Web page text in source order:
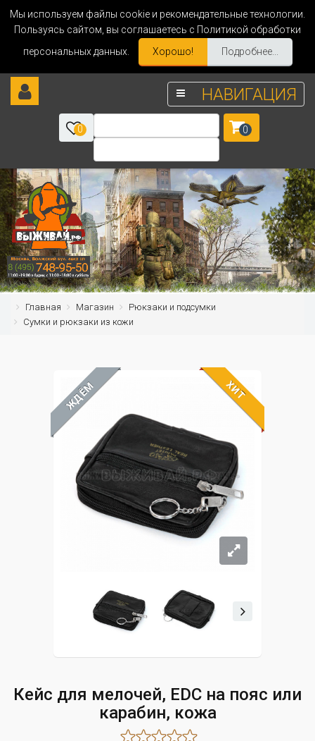
Мы используем файлы cookie и рекомендательные технологии.
Пользуясь сайтом, вы соглашаетесь с Политикой обработки
персональных данных.
Хорошо! Подробнее...
НАВИГАЦИЯ
0 0
Главная Магазин
Рюкзаки и подсумки
Сумки и рюкзаки из кожи
ЖДЁМ ХИТ
Кейс для мелочей, EDC на пояс или
карабин, кожа